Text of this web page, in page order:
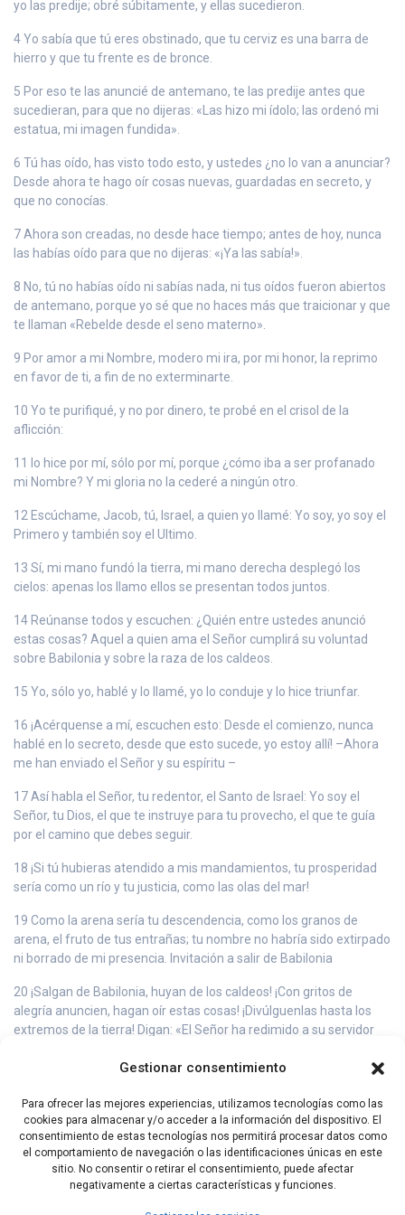
Gestionar consentimiento
Para ofrecer las mejores experiencias, utilizamos tecnologías como las
cookies para almacenar y/o acceder a la información del dispositivo. El
consentimiento de estas tecnologías nos permitirá procesar datos como
el comportamiento de navegación o las identificaciones únicas en este
sitio. No consentir o retirar el consentimiento, puede afectar
negativamente a ciertas características y funciones.
yo las predije; obré súbitamente, y ellas sucedieron.
4 Yo sabía que tú eres obstinado, que tu cerviz es una barra de
hierro y que tu frente es de bronce.
5 Por eso te las anuncié de antemano, te las predije antes que
sucedieran, para que no dijeras: «Las hizo mi ídolo; las ordenó mi
estatua, mi imagen fundida».
6 Tú has oído, has visto todo esto, y ustedes ¿no lo van a anunciar?
Desde ahora te hago oír cosas nuevas, guardadas en secreto, y
que no conocías.
7 Ahora son creadas, no desde hace tiempo; antes de hoy, nunca
las habías oído para que no dijeras: «¡Ya las sabía!».
8 No, tú no habías oído ni sabías nada, ni tus oídos fueron abiertos
de antemano, porque yo sé que no haces más que traicionar y que
te llaman «Rebelde desde el seno materno».
9 Por amor a mi Nombre, modero mi ira, por mi honor, la reprimo
en favor de ti, a fin de no exterminarte.
10 Yo te purifiqué, y no por dinero, te probé en el crisol de la
aflicción:
11 lo hice por mí, sólo por mí, porque ¿cómo iba a ser profanado
mi Nombre? Y mi gloria no la cederé a ningún otro.
12 Escúchame, Jacob, tú, Israel, a quien yo llamé: Yo soy, yo soy el
Primero y también soy el Ultimo.
13 Sí, mi mano fundó la tierra, mi mano derecha desplegó los
cielos: apenas los llamo ellos se presentan todos juntos.
14 Reúnanse todos y escuchen: ¿Quién entre ustedes anunció
estas cosas? Aquel a quien ama el Señor cumplirá su voluntad
sobre Babilonia y sobre la raza de los caldeos.
15 Yo, sólo yo, hablé y lo llamé, yo lo conduje y lo hice triunfar.
16 ¡Acérquense a mí, escuchen esto: Desde el comienzo, nunca
hablé en lo secreto, desde que esto sucede, yo estoy allí! –Ahora
me han enviado el Señor y su espíritu –
17 Así habla el Señor, tu redentor, el Santo de Israel: Yo soy el
Señor, tu Dios, el que te instruye para tu provecho, el que te guía
por el camino que debes seguir.
18 ¡Si tú hubieras atendido a mis mandamientos, tu prosperidad
sería como un río y tu justicia, como las olas del mar!
19 Como la arena sería tu descendencia, como los granos de
arena, el fruto de tus entrañas; tu nombre no habría sido extirpado
ni borrado de mi presencia. Invitación a salir de Babilonia
20 ¡Salgan de Babilonia, huyan de los caldeos! ¡Con gritos de
alegría anuncien, hagan oír estas cosas! ¡Divúlguenlas hasta los
extremos de la tierra! Digan: «El Señor ha redimido a su servidor
hizo brotar parea ellos agua de la roca, partió la roca y fluyeron las
aguas.
22 Pero no hay paz para los impíos, dice el Señor.